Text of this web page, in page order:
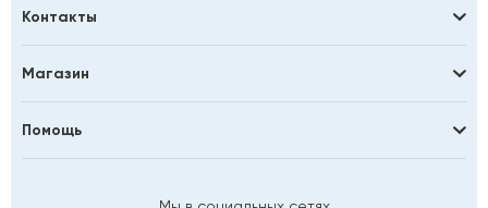
Контакты
Магазин
Помощь